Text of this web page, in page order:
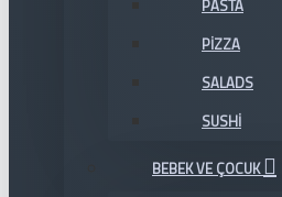
PASTA
PIZZA
SALADS
SUSHI
BEBEK VE ÇOCUK